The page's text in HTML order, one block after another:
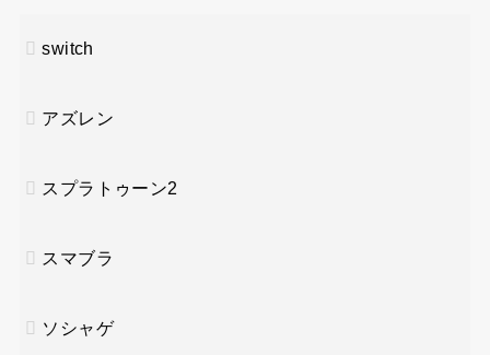
switch
アズレン
スプラトゥーン2
スマブラ
ソシャゲ